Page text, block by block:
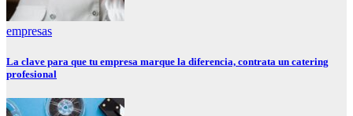
empresas
La clave para que tu empresa marque la diferencia, contrata un catering
profesional